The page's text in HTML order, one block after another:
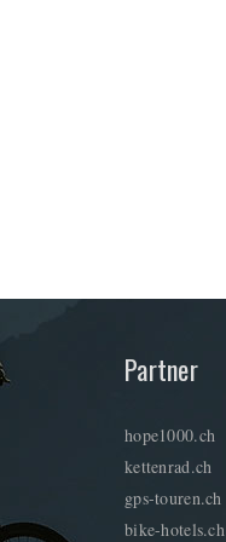
Partner
hope1000.ch
kettenrad.ch
gps-touren.ch
bike-hotels.ch